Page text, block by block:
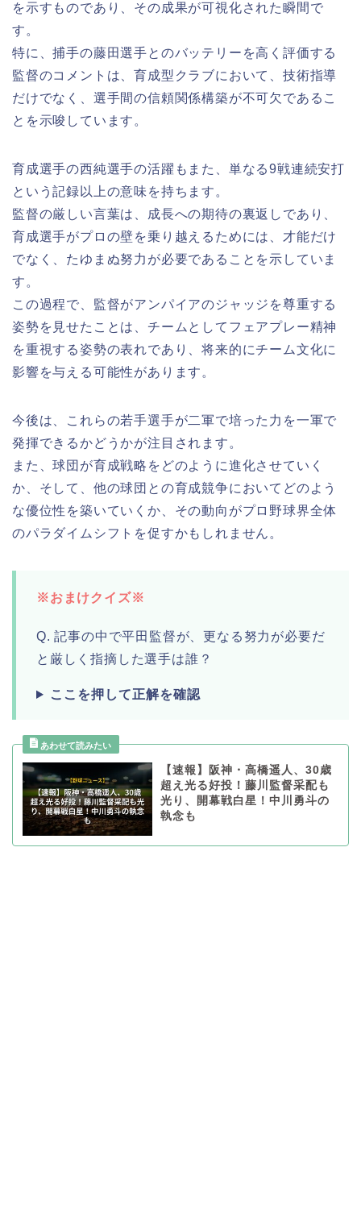
を示すものであり、その成果が可視化された瞬間で
す。
特に、捕手の藤田選手とのバッテリーを高く評価する
監督のコメントは、育成型クラブにおいて、技術指導
だけでなく、選手間の信頼関係構築が不可欠であるこ
とを示唆しています。
育成選手の西純選手の活躍もまた、単なる9戦連続安打
という記録以上の意味を持ちます。
監督の厳しい言葉は、成長への期待の裏返しであり、
育成選手がプロの壁を乗り越えるためには、才能だけ
でなく、たゆまぬ努力が必要であることを示していま
す。
この過程で、監督がアンパイアのジャッジを尊重する
姿勢を見せたことは、チームとしてフェアプレー精神
を重視する姿勢の表れであり、将来的にチーム文化に
影響を与える可能性があります。
今後は、これらの若手選手が二軍で培った力を一軍で
発揮できるかどうかが注目されます。
また、球団が育成戦略をどのように進化させていく
か、そして、他の球団との育成競争においてどのよう
な優位性を築いていくか、その動向がプロ野球界全体
のパラダイムシフトを促すかもしれません。
※おまけクイズ※
Q. 記事の中で平田監督が、更なる努力が必要だ
と厳しく指摘した選手は誰？
ここを押して正解を確認
【速報】阪神・高橋遥人、30歳
超え光る好投！藤川監督采配も
光り、開幕戦白星！中川勇斗の
執念も